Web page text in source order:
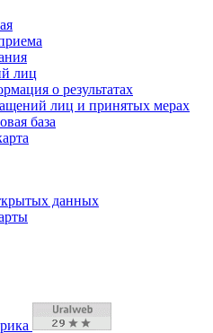
лиц
о результатах
лиц и принятых мерах
база
данных